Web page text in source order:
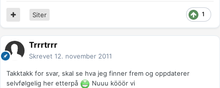
1
Siter
Trrrtrrr
Skrevet 12. november 2011
Takktakk for svar, skal se hva jeg finner frem og oppdaterer
selvfølgelig her etterpå
Nuuu kööör vi